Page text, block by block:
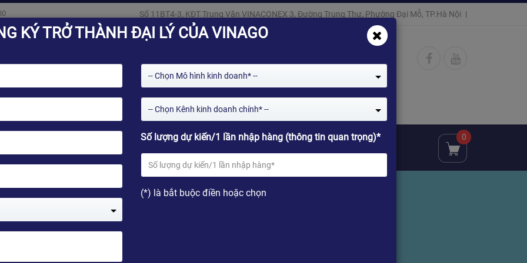
Số 11BT4-3, KĐT Trung Văn VINACONEX 3, Đường Trung Thư, Phường Đại Mỗ, TP.Hà Nội
0
KÝ TRỞ THÀNH ĐẠI LÝ CỦA VINAGO
-- Chọn Mô hình kinh doanh* --
-- Chọn Kênh kinh doanh chính* --
Số lượng dự kiến/1 lần nhập hàng (thông tin quan trọng)*
(*) là bắt buộc điền hoặc chọn